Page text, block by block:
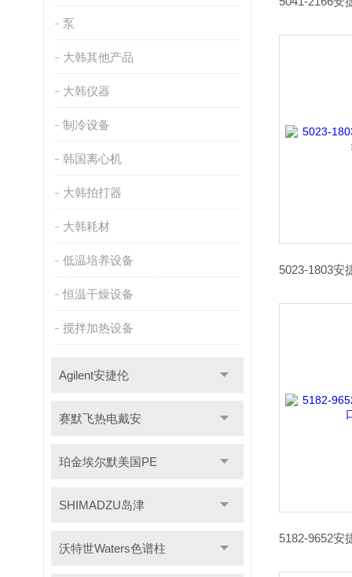
泵
大韩其他产品
大韩仪器
制冷设备
韩国离心机
大韩拍打器
大韩耗材
低温培养设备
恒温干燥设备
搅拌加热设备
Agilent安捷伦
赛默飞热电戴安
珀金埃尔默美国PE
SHIMADZU岛津
沃特世Waters色谱柱